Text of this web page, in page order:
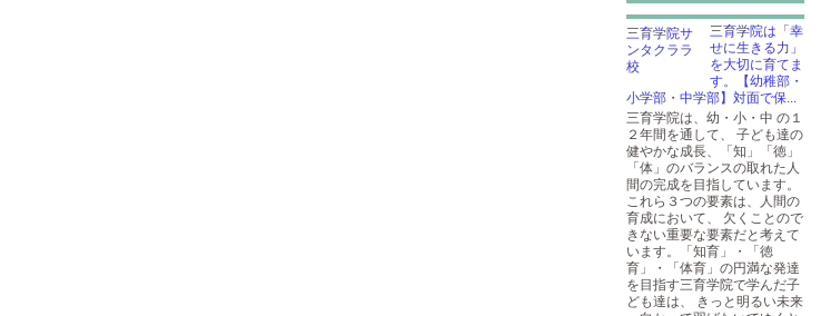
三育学院は「幸
せに生きる力」
を大切に育てま
す。【幼稚部・
小学部・中学部】対面で保...
三育学院は、幼・小・中 の１
２年間を通して、 子ども達の
健やかな成長、「知」「徳」
「体」のバランスの取れた人
間の完成を目指しています。
これら３つの要素は、人間の
育成において、 欠くことので
きない重要な要素だと考えて
います。「知育」・「徳
育」・「体育」の円満な発達
を目指す三育学院で学んだ子
ども達は、 きっと明るい未来